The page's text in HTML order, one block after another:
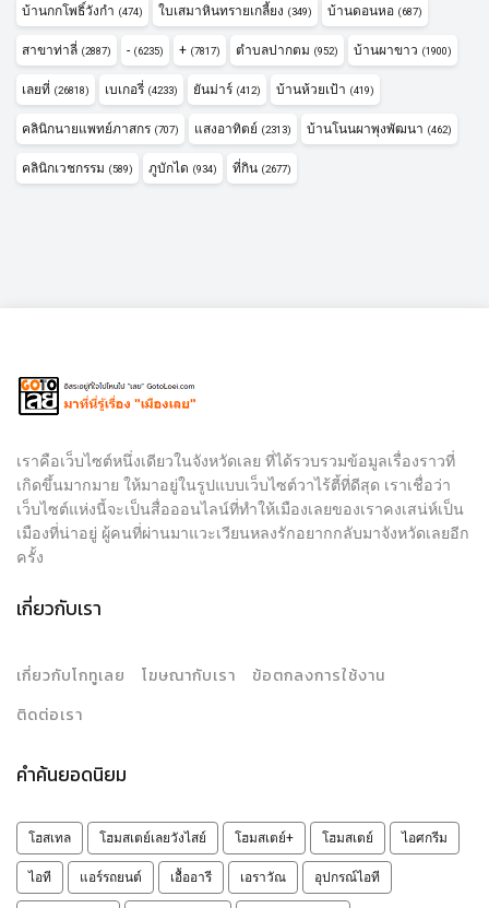
บ้านกกโพธิ์วังกำ (474) ใบเสมาหินทรายเกลี้ยง (349) บ้านดอนหอ (687)
สาขาท่าลี่ (2887) - (6235) + (7817) ตำบลปากตม (952) บ้านผาขาว (1900)
เลยที่ (26818) เบเกอรี่ (4233) ยันม่าร์ (412) บ้านห้วยเป้า (419)
คลินิกนายแพทย์ภาสกร (707) แสงอาทิตย์ (2313) บ้านโนนผาพุงพัฒนา (462)
คลินิกเวชกรรม (589) ภูบักได (934) ที่กิน (2677)
เราคือเว็บไซต์หนึ่งเดียวในจังหวัดเลย ที่ได้รวบรวมข้อมูลเรื่องราวที่
เกิดขึ้นมากมาย ให้มาอยู่ในรูปแบบเว็บไซต์วาไร้ตี้ที่ดีสุด เราเชื่อว่า
เว็บไซต์แห่งนี้จะเป็นสื่อออนไลน์ที่ทำให้เมืองเลยของเราคงเสน่ห์เป็น
เมืองที่น่าอยู่ ผู้คนที่ผ่านมาแวะเวียนหลงรักอยากกลับมาจังหวัดเลยอีก
ครั้ง
เกี่ยวกับเรา
เกี่ยวกับโกทูเลย โฆษณากับเรา
ข้อตกลงการใช้งาน
ติดต่อเรา
คำค้นยอดนิยม
โฮสเทล โฮมสเตย์เลยวังไสย์ โฮมสเตย์+ โฮมสเตย์ ไอศกรีม
ไอที แอร์รถยนต์ เอื้ออารี เอราวัณ อุปกรณ์ไอที